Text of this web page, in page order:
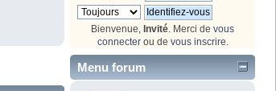
Bienvenue, Invité . Merci de vous
connecterou de vous inscrire
Menu forum